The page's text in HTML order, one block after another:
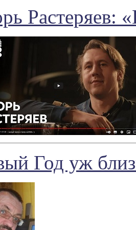
Растеряев:
Год уж